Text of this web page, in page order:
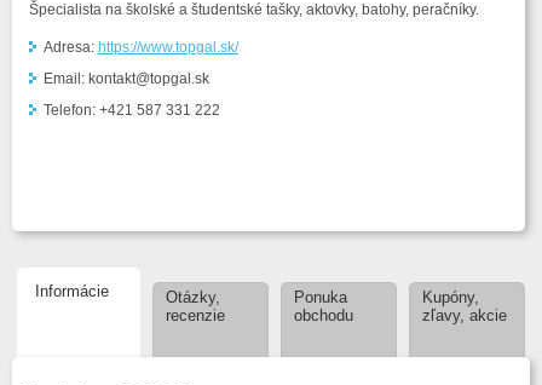
Špecialista na školské a študentské tašky, aktovky, batohy, peračníky.
Adresa: https://www.topgal.sk/
Email: kontakt@topgal.sk
Telefon: +421 587 331 222
Informácie
Otázky,
recenzie
Ponuka
obchodu
Kupóny,
zľavy, akcie